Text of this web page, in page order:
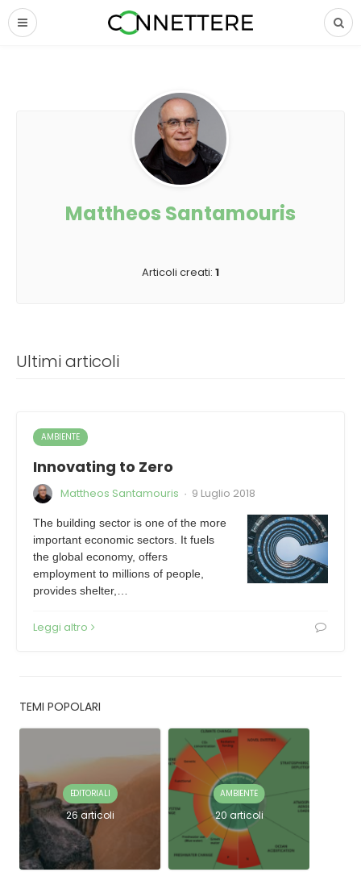
Mattheos Santamouris
Articoli creati: 1
Ultimi articoli
AMBIENTE
Innovating to Zero
Mattheos Santamouris · 9 Luglio 2018
The building sector is one of the more
important economic sectors. It fuels
the global economy, offers
employment to millions of people,
provides shelter,…
Leggi altro
TEMI POPOLARI
EDITORIALI
26 articoli
AMBIENTE
20 articoli